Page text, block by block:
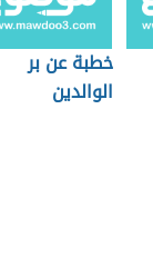
خطبة عن بر
الوالدين